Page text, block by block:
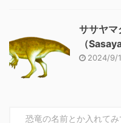
ササヤマ
（
2024/9/